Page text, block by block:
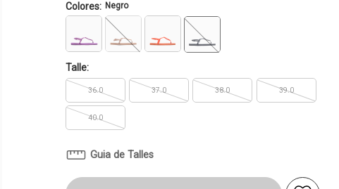
Colores: Negro
Talle:
36.0 37.0 38.0 39.0
40.0
Guia de Talles